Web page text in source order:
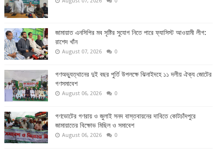
জামায়াত এনসিপির মব সৃষ্টির সুযোগ নিতে পারে ফ্যাসিস্ট আওয়ামী লীগ:
রাশেদ খাঁন
August 07, 2026 0
গণঅভ্যুত্থানের দুই বছর পুর্তি উপলক্ষে ঝিনাইদহে ১১ দলীয় ঐক্য জোটের
গণসমাবেশ
August 06, 2026 0
গণভোটের গণরায় ও জুলাই সনদ বাস্তবায়নের দাবিতে কোটচাঁদপুরে
জামায়াতের বিক্ষোভ মিছিল ও সমাবেশ
August 06, 2026 0